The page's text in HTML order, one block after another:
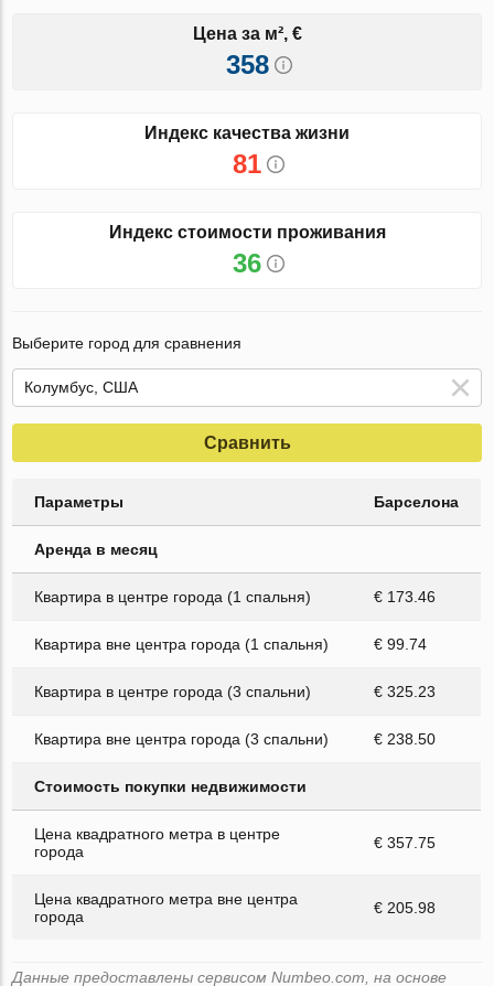
Цена за м², €
358
Индекс качества жизни
81
Индекс стоимости проживания
36
Выберите город для сравнения
Сравнить
Параметры Барселона
Аренда в месяц
Квартира в центре города (1 спальня) € 173.46
Квартира вне центра города (1 спальня) € 99.74
Квартира в центре города (3 спальни) € 325.23
Квартира вне центра города (3 спальни) € 238.50
Стоимость покупки недвижимости
Цена квадратного метра в центре
города
€ 357.75
Цена квадратного метра вне центра
города
€ 205.98
Данные предоставлены сервисом Numbeo.com, на основе